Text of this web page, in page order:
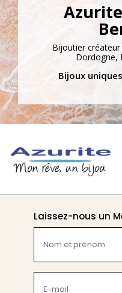
Bijoutier
Dordogne,
Bijoux
Laissez-nous un
et
prénom
(Nécessaire)